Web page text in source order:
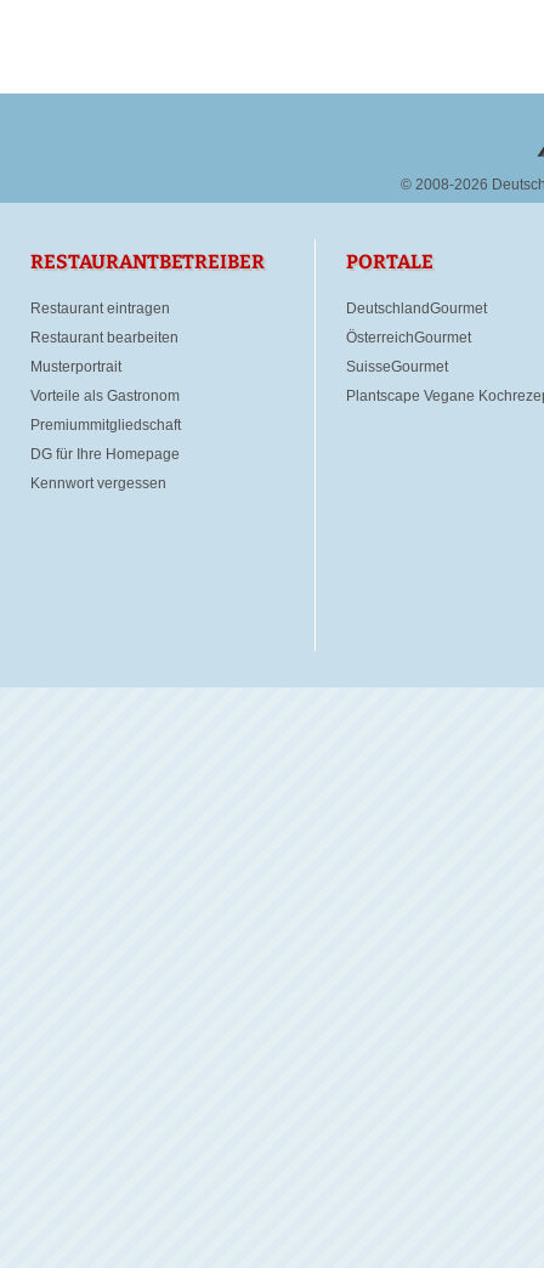
© 2008-2026
RESTAURANTBETREIBER
Restaurant eintragen
Restaurant bearbeiten
Musterportrait
Vorteile als Gastronom
Premiummitgliedschaft
DG für Ihre Homepage
Kennwort vergessen
PORTALE
DeutschlandGourmet
ÖsterreichGourmet
SuisseGourmet
Plantscape Vegane